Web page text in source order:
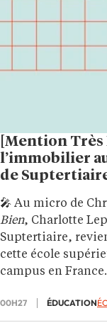
[Mention
l’immobilier
de
🎤 Au micro de
Bien, Charlotte
Suptertiaire,
cette école
campus en France.
00H27 ÉDUCATION